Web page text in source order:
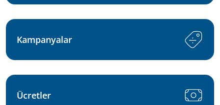
Kampanyalar
Ücretler